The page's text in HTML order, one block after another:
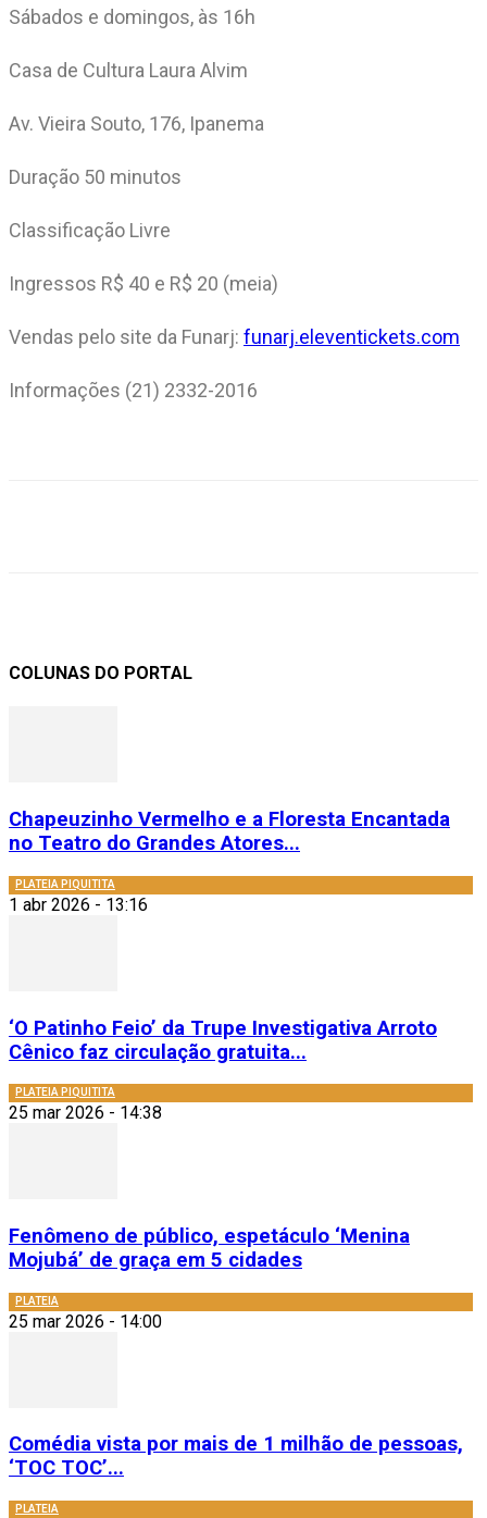
Sábados e domingos, às 16h
Casa de Cultura Laura Alvim
Av. Vieira Souto, 176, Ipanema
Duração 50 minutos
Classificação Livre
Ingressos R$ 40 e R$ 20 (meia)
Vendas pelo site da Funarj: funarj.eleventickets.com
Informações (21) 2332-2016
COLUNAS DO PORTAL
Chapeuzinho Vermelho e a Floresta Encantada
no Teatro do Grandes Atores...
PLATEIA PIQUITITA
1 abr 2026 - 13:16
‘O Patinho Feio’ da Trupe Investigativa Arroto
Cênico faz circulação gratuita...
PLATEIA PIQUITITA
25 mar 2026 - 14:38
Fenômeno de público, espetáculo ‘Menina
Mojubá’ de graça em 5 cidades
PLATEIA
25 mar 2026 - 14:00
Comédia vista por mais de 1 milhão de pessoas,
‘TOC TOC’...
PLATEIA